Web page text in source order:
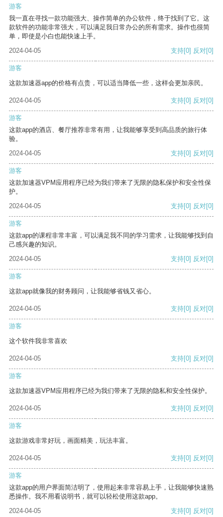
游客
我一直在寻找一款功能强大、操作简单的办公软件，终于找到了它。这
款软件的功能非常强大，可以满足我日常办公的所有需求。操作也很简
单，即使是小白也能快速上手。
2024-04-05
支持[0] 反对[0]
游客
这款加速器app的价格有点贵，可以适当降低一些，这样会更加亲民。
2024-04-05 支持[0] 反对[0]
游客
这款app的酒店、餐厅推荐非常有用，让我能够享受到高品质的旅行体
验。
2024-04-05
支持[0] 反对[0]
游客
这款加速器VPM应用程序已经为我们带来了无限的隐私保护和安全性保
护。
2024-04-05
支持[0] 反对[0]
游客
这款app的课程非常丰富，可以满足我不同的学习需求，让我能够找到自
己感兴趣的知识。
2024-04-05
支持[0] 反对[0]
游客
这款app就像我的财务顾问，让我能够省钱又省心。
2024-04-05 支持[0] 反对[0]
游客
这个软件我非常喜欢
2024-04-05 支持[0] 反对[0]
游客
这款加速器VPM应用程序已经为我们带来了无限的隐私和安全性保护。
2024-04-05 支持[0] 反对[0]
游客
这款游戏非常好玩，画面精美，玩法丰富。
2024-04-05 支持[0] 反对[0]
游客
这款app的用户界面简洁明了，使用起来非常容易上手，让我能够快速熟
悉操作。我不用看说明书，就可以轻松使用这款app。
2024-04-05
支持[0] 反对[0]